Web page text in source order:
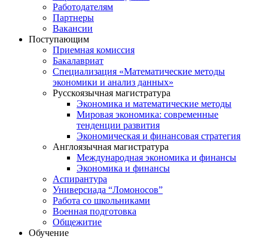
Работодателям
Партнеры
Вакансии
Поступающим
Приемная комиссия
Бакалавриат
Специализация «Математические методы
экономики и анализ данных»
Русскоязычная магистратура
Экономика и математические методы
Мировая экономика: современные
тенденции развития
Экономическая и финансовая стратегия
Англоязычная магистратура
Международная экономика и финансы
Экономика и финансы
Аспирантура
Универсиада “Ломоносов”
Работа со школьниками
Военная подготовка
Общежитие
Обучение